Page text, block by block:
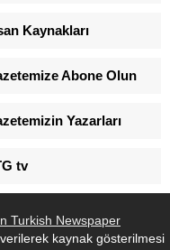
Kaynakları
Abone Olun
Yazarları
tv
Turkish Newspaper
kaynak gösterilmesi